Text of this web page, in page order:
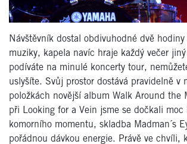
Návštěvník dostal obdivuhodné dvě
muziky, kapela navíc hraje každý večer
podíváte na minulé koncerty tour,
uslyšíte. Svůj prostor dostává pravidelně v
položkách novější album Walk Around the
při Looking for a Vein jsme se dočkali moc
komorního momentu, skladba Madman´s
pořádnou dávkou energie. Právě ve chvíli,